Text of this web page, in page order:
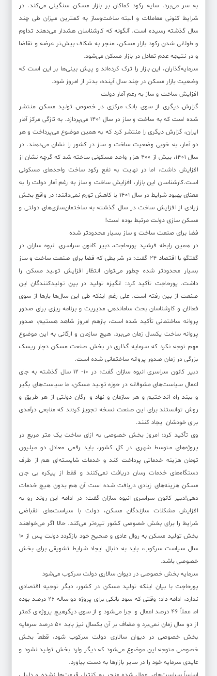
به سر می‌برد. سایه رکود کماکان بر بازار مسکن سنگینی می‌کند. در
شرایط کنونی معاملات و البته ساخت‌و‌ساز به کمترین میزان طی چند
سال گذشته رسیده است. آنگونه که کارشناسان هشدار می‌دهند تداوم
و طولانی شدن رکود بازار مسکن، منجر به شکاف بیش‌تر عرضه و تقاضا
و در نتیجه عدم تعادل در بازار مسکن می‌شود.
سرمایه‌گذاران، این بازار را ترک کرده‌اند و پیش بینی‌ها بر این است که
وضعیت بازار مسکن در چند سال آینده، بدتر از امروز شود.
افزایش ساخت و ساز به رغم آمار دولت
گزارش دیگری از سوی بانک مرکزی در خصوص تولید مسکن منتشر
شده است که به ساخت و ساز در سال ۱۴۰۱ می‌پردازد. به تازگی مرکز آمار
ایران، گزارش دیگری را منتشر کرد که به همین موضوع می‌پرداخت و هر
دو آمار، به خوبی وضعیت ساخت و ساز در کشور را نشان می‌دهند. در
سال ۱۴۰۱، بیش از ۴۰۰ هزار واحد مسکونی ساخته شد که گرچه نشان از
افزایش داشت، اما در نهایت به نفع رکود ساخت واحد‌های مسکونی
است.کارشناسان این بازار، افزایش ساخت و ساز به رغم آمار دولت را به
معنای بهبود شرایط در سال ۱۴۰۱ یا کاهش تورم نمی‌دانند؛ در واقع بخش
زیادی از افزایش ساخت در سال گذشته به ساختمان‌سازی‌های دولتی و
مسکن سازی دولت مرتبط بوده است!
فضا برای صنعت ساخت و ساز بسیار محدود‌تر شده
در همین رابطه فرشید پورحاجت، دبیر کانون سراسری انبوه سازان در
گفتگو با اقتصاد ۲۴ گفت: در شرایطی که فضا برای صنعت ساخت و ساز
بسیار محدود‌تر شده چطور می‌توان انتظار افزایش تولید مسکن را
داشت. پورحاجت تأکید کرد: انگیزه تولید در بین تولیدکنندگان این
صنعت از بین رفته است. علی رغم اینکه طی این سال‌ها بار‌ها از سوی
فعالان و کارشناسان بحث ساماندهی مدیریت و برنامه ریزی برای صدور
پروانه ساختمانی تأکید شده است، بازهم امروز شاهد هستیم، صدور
پروانه ساخت یکسال زمان می‌برد. هیچ سازمان و ارگانی به این موضوع
مهم توجه نکرد که سرمایه گذاری در بخش صنعت مسکن دچار ریسک
بزرگی در زمان صدور پروانه ساختمانی شده است.
دبیر کانون سراسری انبوه سازان گفت: در ۱۰- ۱۲ سال گذشته به جای
اعمال سیاست‌های مشوقانه در حوزه تولید مسکن، ما سیاست‌های بگیر
و ببند راه انداختیم و هر سازمان و نهاد و ارگان دولتی از هر طریق و
روش توانستند برای این صنعت نسخه تجویز کردند که منابعی درآمدی
برای خودشان ایجاد کنند.
وی تأکید کرد: امروز بخش خصوصی به ازای ساخت یک متر مربع در
پروژه‌های متوسط شهری در کل کشور، باید رقمی معادل دو میلیون
تومان هزینه خدماتی پرداخت کند و خدمات شایسته‌ای هم از طرف
دستگاه‌های خدمات رسان دریافت نمی‌کنند و فقط از پیکره بی جان
مسکن هزینه‌های زیادی دریافت شده است آن هم بدون هیچ خدمات
دهی!دبیر کانون سراسری انبوه سازان گفت: در ادامه این روند رو به
افزایش مشکلات سازندگان مسکن، دولت با سیاست‌های انقباضی
شرایط را برای بخش خصوصی کشور تیره‌تر می‌کند. حالا اگر می‌خواهند
بخش تولید مسکن به روال عادی و صحیح خود بازگردد دولت پس از ۱۰
سال سیاست سرکوب، باید به دنبال ایجاد شرایط تشویقی برای بخش
خصوصی باشد.
سرمایه بخش خصوصی در دیوان سالاری دولت سرکوب می‌شود
پورحاجت با بیان اینکه تولید مسکن در کشور، دیگر توجیه اقتصادی
ندارد، ادامه داد: وقتی که سود بانکی برای پروژه دو ساله ۲۶ درصد بوده
اما عملاً ۴۶ درصد اعمال و اجرا می‌شود و از سوی دیگرهیچ پروژه‌ای کمتر
از دو سال زمان نمی‌برد و مضاف بر آن یکسال نیز باید ۵۰ درصد سرمایه
بخش خصوصی در دیوان سالاری دولت سرکوب شود، قطعاً بخش
خصوصی متوجه این موضوع می‌شود که دیگر وارد بخش تولید نشود و
عایدی سرمایه خود را در سایر بازار‌ها به دست بیاورد.